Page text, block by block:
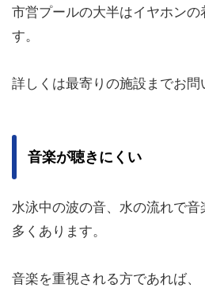
市営プールの大半はイヤホンの
す。
詳しくは最寄りの施設までお問
音楽が聴きにくい
水泳中の波の音、水の流れで
多くあります。
音楽を重視される方であれば